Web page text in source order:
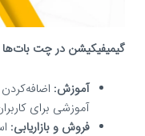
گیمیفیکیشن در چت‌ بات‌ها
آموزش:
آموزشی برای
فروش و بازاریابی: